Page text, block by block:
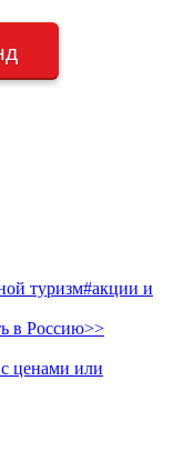
туризм#акции и
в Россию>>
ценами или